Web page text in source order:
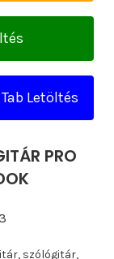
Letöltés
PRO
szólógitár,